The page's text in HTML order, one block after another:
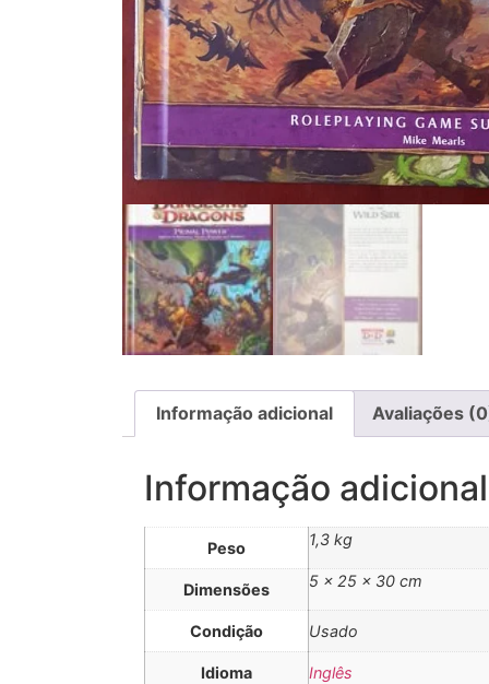
Informação adicional Avaliações
Informação adicional
Peso 1,3 kg
Dimensões 5 × 25 × 30 cm
Condição Usado
Idioma Inglês